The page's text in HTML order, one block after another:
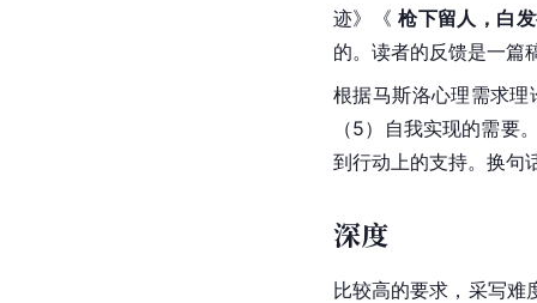
迹》《 枪下留人，白
的。读者的反馈是一篇
根据马斯洛心理需求
（5）自我实现的需要
到行动上的支持。换句
深度
比较高的要求，采写难